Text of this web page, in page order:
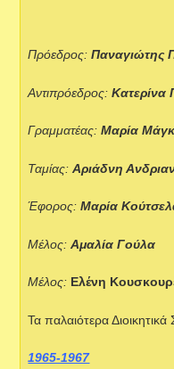
Πρόεδρος:Παναγιώτης
Αντιπρόεδρος:
Γραμματέας:Μαρία
Ταμίας:Αριάδνη
Έφορος:Μαρία
Μέλος:Αμαλία Γούλα
Μέλος: Ελένη
Τα παλαιότερα
1965-1967